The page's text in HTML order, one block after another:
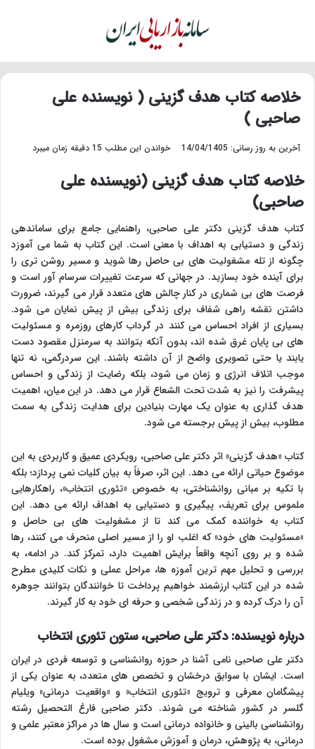
خلاصه کتاب هدف گزینی ( نویسنده علی
صاحبی )
آخرین به روز رسانی: 14/04/1405 خواندن این مطلب 15 دقیقه زمان میبرد
خلاصه کتاب هدف گزینی (نویسنده علی
صاحبی)
کتاب هدف گزینی دکتر علی صاحبی، راهنمایی جامع برای ساماندهی
زندگی و دستیابی به اهداف با معنی است. این کتاب به شما می آموزد
چگونه از تله مشغولیت های بی حاصل رها شوید و مسیر روشن تری را
برای آینده خود بسازید. در جهانی که سرعت تغییرات سرسام آور است و
فرصت های بی شماری در کنار چالش های متعدد قرار می گیرند، ضرورت
داشتن نقشه راهی شفاف برای زندگی بیش از پیش نمایان می شود.
بسیاری از افراد احساس می کنند در گرداب کارهای روزمره و مسئولیت
های بی پایان غرق شده اند، بدون آنکه بتوانند به سرمنزل مقصود دست
یابند یا حتی تصویری واضح از آن داشته باشند. این سردرگمی، نه تنها
موجب اتلاف انرژی و زمان می شود، بلکه رضایت از زندگی و احساس
پیشرفت را نیز به شدت تحت الشعاع قرار می دهد. در این میان، اهمیت
هدف گذاری به عنوان یک مهارت بنیادین برای هدایت زندگی به سمت
مطلوب، بیش از پیش برجسته می شود.
کتاب «هدف گزینی» اثر دکتر علی صاحبی، رویکردی عمیق و کاربردی به این
موضوع حیاتی ارائه می دهد. این اثر، صرفاً به بیان کلیات نمی پردازد؛ بلکه
با تکیه بر مبانی روانشناختی، به خصوص «تئوری انتخاب»، راهکارهایی
ملموس برای تعریف، پیگیری و دستیابی به اهداف ارائه می دهد. این
کتاب به خواننده کمک می کند تا از مشغولیت های بی حاصل و
«مسئولیت های خود» که اغلب او را از مسیر اصلی منحرف می کنند، رها
شده و بر روی آنچه واقعاً برایش اهمیت دارد، تمرکز کند. در ادامه، به
بررسی و تحلیل مهم ترین آموزه ها، مراحل عملی و نکات کلیدی مطرح
شده در این کتاب ارزشمند خواهیم پرداخت تا خوانندگان بتوانند جوهره
آن را درک کرده و در زندگی شخصی و حرفه ای خود به کار گیرند.
درباره نویسنده: دکتر علی صاحبی، ستون تئوری انتخاب
دکتر علی صاحبی نامی آشنا در حوزه روانشناسی و توسعه فردی در ایران
است. ایشان با سوابق درخشان و تخصص های متعدد، به عنوان یکی از
پیشگامان معرفی و ترویج «تئوری انتخاب» و «واقعیت درمانی» ویلیام
گلسر در کشور شناخته می شوند. دکتر صاحبی فارغ التحصیل رشته
روانشناسی بالینی و خانواده درمانی است و سال ها در مراکز معتبر علمی و
درمانی، به پژوهش، درمان و آموزش مشغول بوده است.